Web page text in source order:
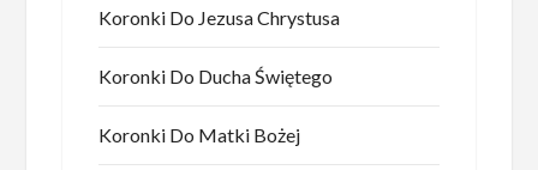
Koronki Do Jezusa Chrystusa
Koronki Do Ducha Świętego
Koronki Do Matki Bożej